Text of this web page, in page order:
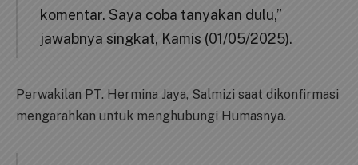
komentar. Saya coba tanyakan dulu,”
jawabnya singkat, Kamis (01/05/2025).
Perwakilan PT. Hermina Jaya, Salmizi saat dikonfirmasi
mengarahkan untuk menghubungi Humasnya.